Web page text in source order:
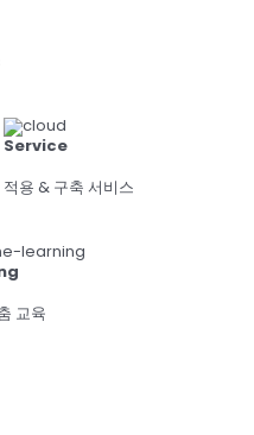
Service
적용 & 구축 서비스
교육